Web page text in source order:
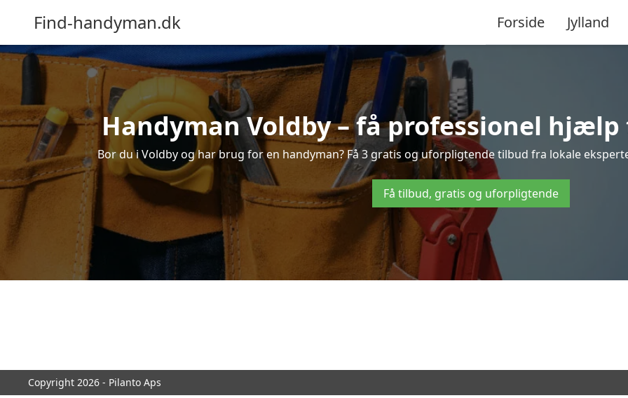
Find-handyman.dk Forside Jylland
Handyman Voldby – få professionel
Bor du i Voldby og har brug for en handyman? Få 3 gratis og uforpligtende tilbud fra lokale
Få tilbud, gratis og uforpligtende
Copyright 2026 - Pilanto Aps